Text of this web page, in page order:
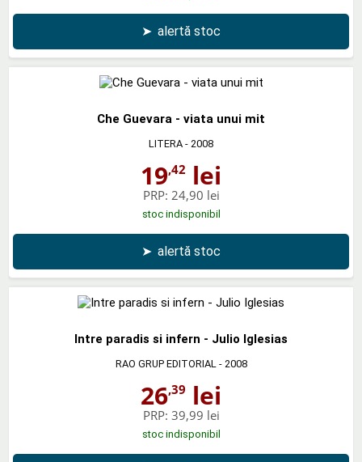
➤ alertă stoc
Che Guevara - viata unui mit
LITERA - 2008
19,42 lei
PRP: 24,90 lei
stoc indisponibil
➤ alertă stoc
Intre paradis si infern - Julio Iglesias
RAO GRUP EDITORIAL - 2008
26,39 lei
PRP: 39,99 lei
stoc indisponibil